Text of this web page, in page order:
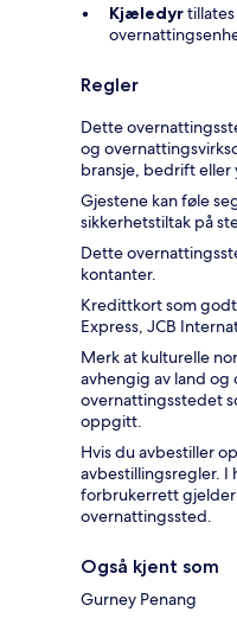
Kjæledyr
Regler
Dette
og
bransje, bedrift eller
Gjestene kan føle
sikkerhetstiltak på
Dette
kontanter.
Kredittkort som
Express, JCB
Merk at kulturelle
avhengig av land
overnattingsstedet
oppgitt.
Hvis du avbestiller
avbestillingsregler. I
forbrukerrett
overnattingssted.
Også kjent som
Gurney Penang